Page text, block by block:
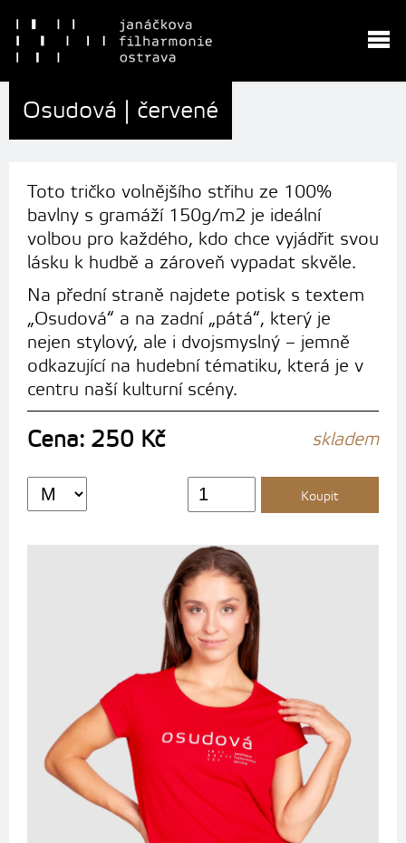
Osudová | červené
Toto tričko volnějšího střihu ze 100%
bavlny s gramáží 150g/m2 je ideální
volbou pro každého, kdo chce vyjádřit svou
lásku k hudbě a zároveň vypadat skvěle.
Na přední straně najdete potisk s textem
„Osudová“ a na zadní „pátá“, který je
nejen stylový, ale i dvojsmyslný – jemně
odkazující na hudební tématiku, která je v
centru naší kulturní scény.
Cena: 250 Kč skladem
Koupit